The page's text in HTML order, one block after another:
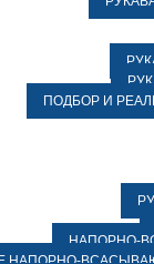
ПОДБОР И
НАПОРНО-
НАПОРНО-